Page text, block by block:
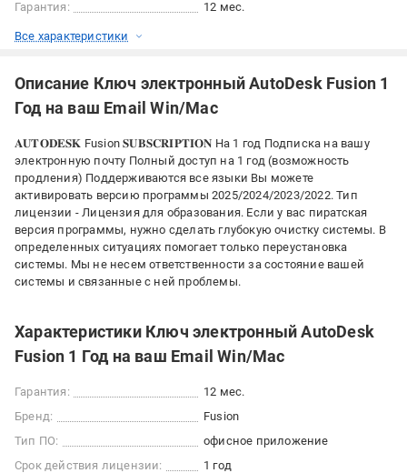
Гарантия:
12 мес.
Все характеристики
Описание Ключ электронный AutoDesk Fusion 1
Год на ваш Email Win/Mac
𝐀𝐔𝐓𝐎𝐃𝐄𝐒𝐊 Fusion 𝐒𝐔𝐁𝐒𝐂𝐑𝐈𝐏𝐓𝐈𝐎𝐍 На 1 год Подписка на вашу
электронную почту Полный доступ на 1 год (возможность
продления) Поддерживаются все языки Вы можете
активировать версию программы 2025/2024/2023/2022. Тип
лицензии - Лицензия для образования. Если у вас пиратская
версия программы, нужно сделать глубокую очистку системы. В
определенных ситуациях помогает только переустановка
системы. Мы не несем ответственности за состояние вашей
системы и связанные с ней проблемы.
Характеристики Ключ электронный AutoDesk
Fusion 1 Год на ваш Email Win/Mac
Гарантия:
12 мес.
Бренд:
Fusion
Тип ПО:
офисное приложение
Срок действия лицензии:
1 год